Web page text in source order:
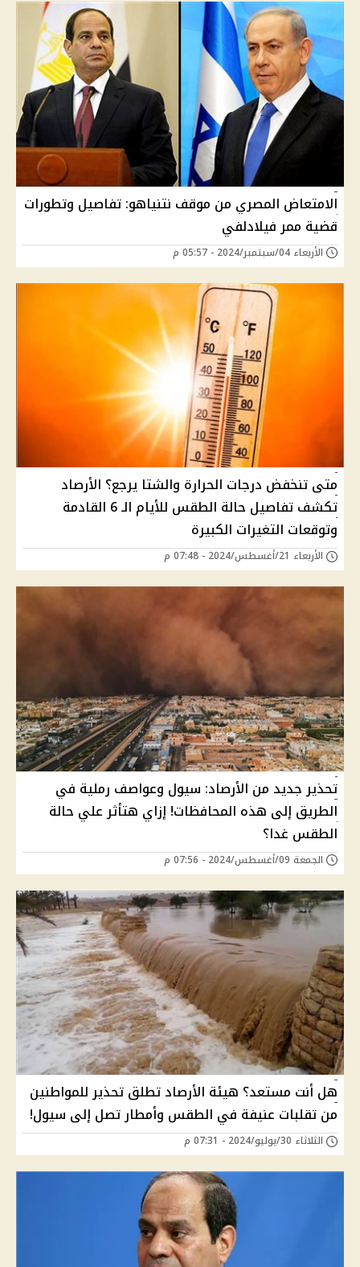
الامتعاض المصري من موقف نتنياهو: تفاصيل وتطورات
قضية ممر فيلادلفي
الأربعاء 04/سبتمبر/2024 - 05:57 م
متى تنخفض درجات الحرارة والشتا يرجع؟ الأرصاد
تكشف تفاصيل حالة الطقس للأيام الـ 6 القادمة
وتوقعات التغيرات الكبيرة
الأربعاء 21/أغسطس/2024 - 07:48 م
تحذير جديد من الأرصاد: سيول وعواصف رملية في
الطريق إلى هذه المحافظات! إزاي هتأثر علي حالة
الطقس غدا؟
الجمعة 09/أغسطس/2024 - 07:56 م
هل أنت مستعد؟ هيئة الأرصاد تطلق تحذير للمواطنين
من تقلبات عنيفة في الطقس وأمطار تصل إلى سيول!
الثلاثاء 30/يوليو/2024 - 07:31 م